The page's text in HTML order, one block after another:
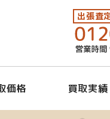
出張査
価格 買取実績